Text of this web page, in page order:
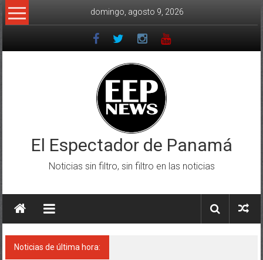
Saltar
al
domingo, agosto 9, 2026
El Espectador de Panamá
Noticias sin filtro, sin filtro en las noticias
Noticias de última hora: